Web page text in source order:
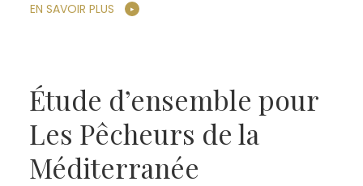
EN SAVOIR PLUS
Étude d’ensemble pour
Les Pêcheurs de la
Méditerranée